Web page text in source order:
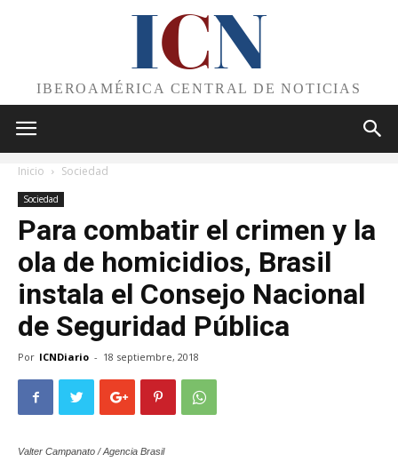
ICN
IBEROAMÉRICA CENTRAL DE NOTICIAS
Inicio Sociedad
Sociedad
Para combatir el crimen y la
ola de homicidios, Brasil
instala el Consejo Nacional
de Seguridad Pública
Por ICNDiario - 18 septiembre, 2018
Valter Campanato / Agencia Brasil